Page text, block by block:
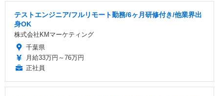
テストエンジニア/フルリモート勤務/6ヶ月研修付き/他業界出
身OK
株式会社KMマーケティング
千葉県
月給33万円～76万円
正社員